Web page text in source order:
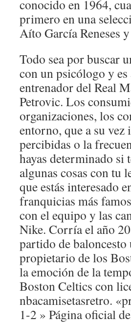
conocido en 1964,
primero en una
Aíto García Reneses
Todo sea por buscar
con un psicólogo y
entrenador del Real
Petrovic. Los
organizaciones, los
entorno, que a su vez
percibidas o la
hayas determinado si
algunas cosas con tu
que estás interesado
franquicias más
con el equipo y las
Nike. Corría el año
partido de
propietario de los
la emoción de la
Boston Celtics con
nbacamisetasretro.
1-2 » Página oficial